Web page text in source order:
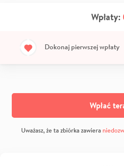
Wpłaty:
Dokonaj pierwszej wpłaty
Wpłać
Uważasz, że ta zbiórka zawiera